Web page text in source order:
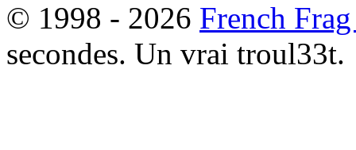
© 1998 - 2026 French
secondes. Un vrai troul33t.